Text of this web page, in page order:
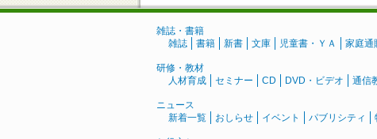
雑誌・書籍
雑誌
書籍 新書 文庫 児童書・ＹＡ 家庭通
研修・教材
人材育成
セミナー CD DVD・ビデオ 通信
ニュース
新着一覧
おしらせ イベント パブリシティ